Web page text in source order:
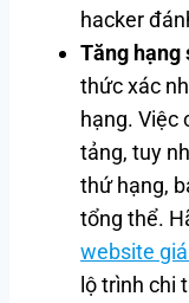
hacker
Tăng hạng
thức xác
hạng. Việc
tảng, tuy
thứ hạng,
tổng thể.
website
lộ trình chi